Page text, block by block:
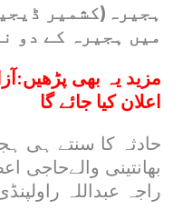
ہجیرہ(کشمیر
میں ہجیرہ کے دو
مزید یہ بھی پڑھیں:
اعلان کیا جائے گا
حادثہ کا سنتے ہی
بھانتینی والےحاجی
راجہ عبداللہ